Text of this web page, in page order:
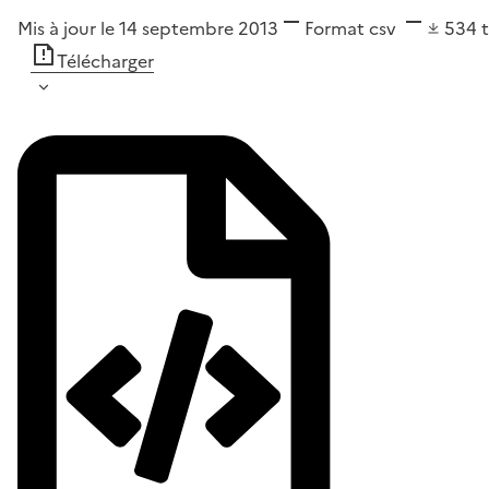
Mis à jour le 14 septembre 2013 Format csv 534
Télécharger